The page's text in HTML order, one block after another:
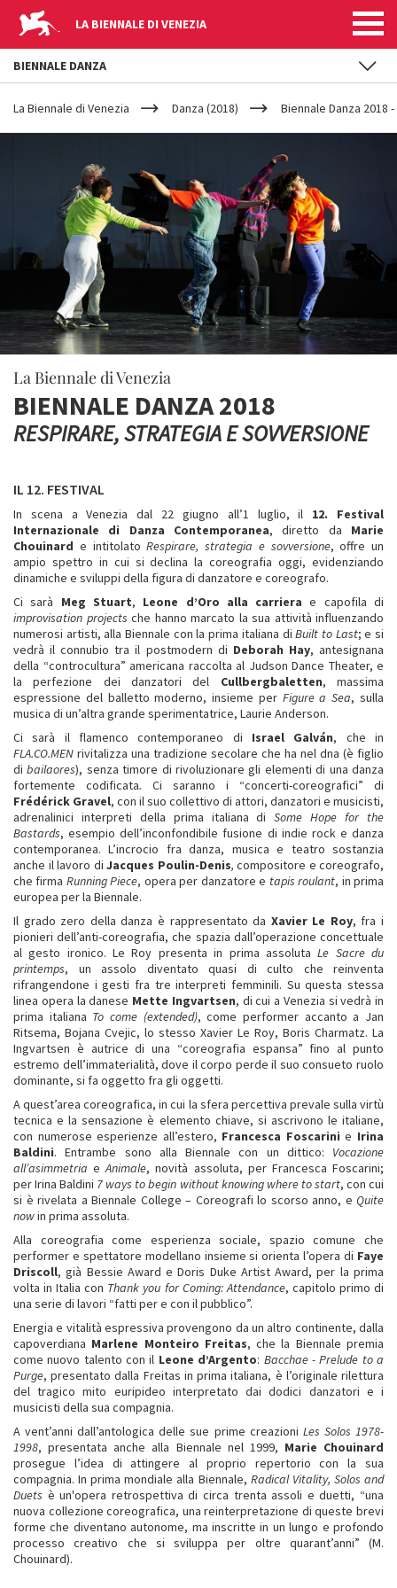
LA BIENNALE DI VENEZIA
YOUR
ARE
HERE
La Biennale di Venezia Danza (2018) Biennale Danza 2018
La Biennale di Venezia
BIENNALE DANZA 2018
RESPIRARE, STRATEGIA E SOVVERSIONE
IL 12. FESTIVAL
In scena a Venezia dal 22 giugno all’1 luglio, il 12. Festival
Internazionale di Danza Contemporanea, diretto da Marie
Chouinard e intitolatoRespirare, strategia e sovversione, offre un
ampio spettro in cui si declina la coreografia oggi, evidenziando
dinamiche e sviluppi della figura di danzatore e coreografo.
Ci sarà Meg Stuart, Leone d’Oro alla carriera e capofila di
improvisation projects che hanno marcato la sua attività influenzando
numerosi artisti, alla Biennale con la prima italiana diBuilt to Last; e si
vedrà il connubio tra il postmodern di Deborah Hay, antesignana
della “controcultura” americana raccolta al Judson Dance Theater, e
la perfezione dei danzatori del Cullbergbaletten, massima
espressione del balletto moderno, insieme per Figure a Sea, sulla
musica di un’altra grande sperimentatrice, Laurie Anderson.
Ci sarà il flamenco contemporaneo di Israel Galván, che in
FLA.CO.MEN rivitalizza una tradizione secolare che ha nel dna (è figlio
dibailaores), senza timore di rivoluzionare gli elementi di una danza
fortemente codificata. Ci saranno i “concerti-coreografici” di
Frédérick Gravel, con il suo collettivo di attori, danzatori e musicisti,
adrenalinici interpreti della prima italiana diSome Hope for the
Bastards, esempio dell’inconfondibile fusione di indie rock e danza
contemporanea. L’incrocio fra danza, musica e teatro sostanzia
anche il lavoro di Jacques Poulin-Denis, compositore e coreografo,
che firma Running Piece, opera per danzatore e tapis roulant, in prima
europea per la Biennale.
Il grado zero della danza è rappresentato da Xavier Le Roy, fra i
pionieri dell’anti-coreografia, che spazia dall’operazione concettuale
al gesto ironico. Le Roy presenta in prima assolutaLe Sacre du
printemps, un assolo diventato quasi di culto che reinventa
rifrangendone i gesti fra tre interpreti femminili. Su questa stessa
linea opera la danese Mette Ingvartsen, di cui a Venezia si vedrà in
prima italiana To come (extended), come performer accanto a Jan
Ritsema, Bojana Cvejic, lo stesso Xavier Le Roy, Boris Charmatz. La
Ingvartsen è autrice di una “coreografia espansa” fino al punto
estremo dell’immaterialità, dove il corpo perde il suo consueto ruolo
dominante, si fa oggetto fra gli oggetti.
A quest’area coreografica, in cui la sfera percettiva prevale sulla virtù
tecnica e la sensazione è elemento chiave, si ascrivono le italiane,
con numerose esperienze all’estero, Francesca Foscarini e Irina
Baldini. Entrambe sono alla Biennale con un dittico: Vocazione
all’asimmetria eAnimale, novità assoluta, per Francesca Foscarini;
per Irina Baldini 7 ways to begin without knowing where to start, con cui
si è rivelata a Biennale College – Coreografi lo scorso anno, e Quite
nowin prima assoluta.
Alla coreografia come esperienza sociale, spazio comune che
performer e spettatore modellano insieme si orienta l’opera di Faye
Driscoll, già Bessie Award e Doris Duke Artist Award, per la prima
volta in Italia con Thank you for Coming: Attendance, capitolo primo di
una serie di lavori “fatti per e con il pubblico”.
Energia e vitalità espressiva provengono da un altro continente, dalla
capoverdiana Marlene Monteiro Freitas, che la Biennale premia
come nuovo talento con il Leone d’Argento: Bacchae - Prelude to a
Purge, presentato dalla Freitas in prima italiana, è l’originale rilettura
del tragico mito euripideo interpretato dai dodici danzatori e i
musicisti della sua compagnia.
A vent’anni dall’antologica delle sue prime creazioni Les Solos 1978-
1998, presentata anche alla Biennale nel 1999, Marie Chouinard
prosegue l’idea di attingere al proprio repertorio con la sua
compagnia. In prima mondiale alla Biennale, Radical Vitality, Solos and
Duets è un'opera retrospettiva di circa trenta assoli e duetti, “una
nuova collezione coreografica, una reinterpretazione di queste brevi
forme che diventano autonome, ma inscritte in un lungo e profondo
processo creativo che si sviluppa per oltre quarant’anni” (M.
Chouinard).
BIENNALE DANZA